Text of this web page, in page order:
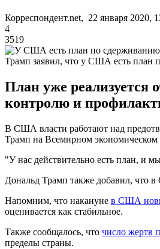
Корреспондент.net, 22 января 2020,
4
3519
Трамп заявил, что у США есть план
План уже
контролю и
В США власти работают над
Трамп на Всемирном экономическом
"У нас действительно есть план, и
Дональд Трамп также добавил, что
Напомним, что накануне в США
оценивается как стабильное.
Также сообщалось, что число жертв
пределы страны.